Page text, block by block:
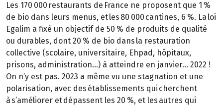
Les 170 000 restaurants de France ne proposent que 1 %
de bio dans leurs menus, et les 80 000 cantines, 6 %. La loi
Egalim a fixé un objectif de 50 % de produits de qualité
ou durables, dont 20 % de bio dans la restauration
collective (scolaire, universitaire, Ehpad, hôpitaux,
prisons, administration…) à atteindre en janvier… 2022 !
On n’y est pas. 2023 a même vu une stagnation et une
polarisation, avec des établissements qui cherchent
à s’améliorer et dépassent les 20 %, et les autres qui